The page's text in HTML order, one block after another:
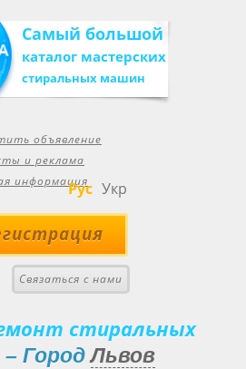
Самый большой
каталог мастерских
стиральных машин
объявление
и реклама
информация
Рус Укр
Связаться с нами
стиральных
– ГородЛьвов